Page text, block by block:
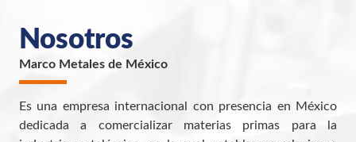
Nosotros
Marco Metales de México
Es una empresa internacional con presencia en México
dedicada a comercializar materias primas para la